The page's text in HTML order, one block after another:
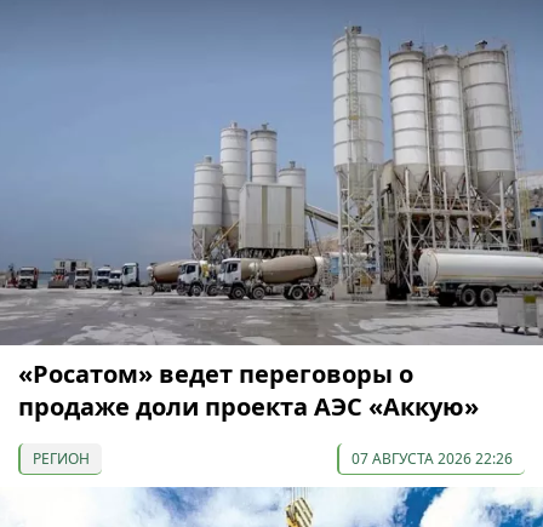
«Росатом» ведет переговоры о
продаже доли проекта АЭС «Аккую»
РЕГИОН 07 АВГУСТА 2026 22:26